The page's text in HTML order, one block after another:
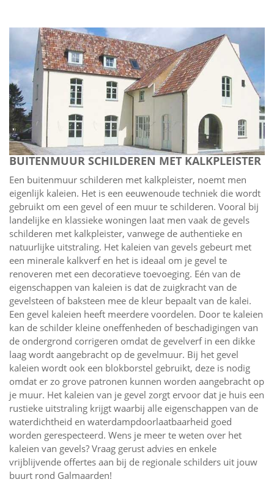
BUITENMUUR SCHILDEREN MET KALKPLEISTER
Een buitenmuur schilderen met kalkpleister, noemt men
eigenlijk kaleien. Het is een eeuwenoude techniek die wordt
gebruikt om een gevel of een muur te schilderen. Vooral bij
landelijke en klassieke woningen laat men vaak de gevels
schilderen met kalkpleister, vanwege de authentieke en
natuurlijke uitstraling. Het kaleien van gevels gebeurt met
een minerale kalkverf en het is ideaal om je gevel te
renoveren met een decoratieve toevoeging. Eén van de
eigenschappen van kaleien is dat de zuigkracht van de
gevelsteen of baksteen mee de kleur bepaalt van de kalei.
Een gevel kaleien heeft meerdere voordelen. Door te kaleien
kan de schilder kleine oneffenheden of beschadigingen van
de ondergrond corrigeren omdat de gevelverf in een dikke
laag wordt aangebracht op de gevelmuur. Bij het gevel
kaleien wordt ook een blokborstel gebruikt, deze is nodig
omdat er zo grove patronen kunnen worden aangebracht op
je muur. Het kaleien van je gevel zorgt ervoor dat je huis een
rustieke uitstraling krijgt waarbij alle eigenschappen van de
waterdichtheid en waterdampdoorlaatbaarheid goed
worden gerespecteerd. Wens je meer te weten over het
kaleien van gevels? Vraag gerust advies en enkele
vrijblijvende offertes aan bij de regionale schilders uit jouw
buurt rond Galmaarden!